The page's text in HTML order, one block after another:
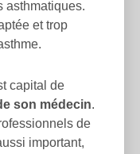
asthmatiques.
et trop
capital de
son médecin.
de
important,